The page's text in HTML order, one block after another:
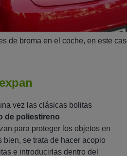
de broma en el coche, en este
vez las clásicas bolitas
de poliestireno
para proteger los objetos en
bien, se trata de hacer acopio
e introducirlas dentro del